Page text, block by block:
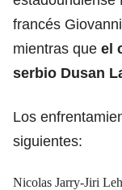
francés
mientras que el
serbio Dusan
Los
siguientes:
Nicolas Jarry-Jiri